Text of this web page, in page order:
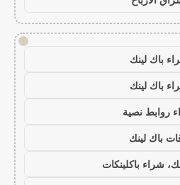
!
باك لينك
باك لينك
روابط نصية
باك لينك
شراء باكلينكات